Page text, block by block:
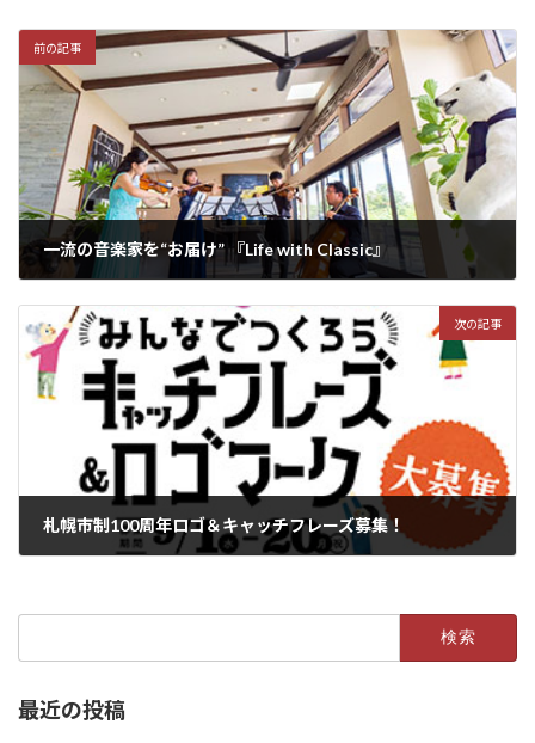
前の記事
一流の音楽家を“お届け” 『Life with Classic』
次の記事
札幌市制100周年ロゴ＆キャッチフレーズ募集！
最近の投稿